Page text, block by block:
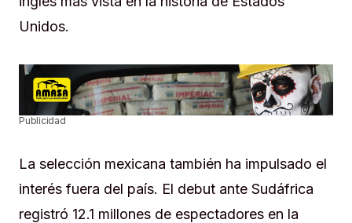
Unidos.
Publicidad
La selección mexicana también ha impulsado el
interés fuera del país. El debut ante Sudáfrica
registró 12.1 millones de espectadores en la